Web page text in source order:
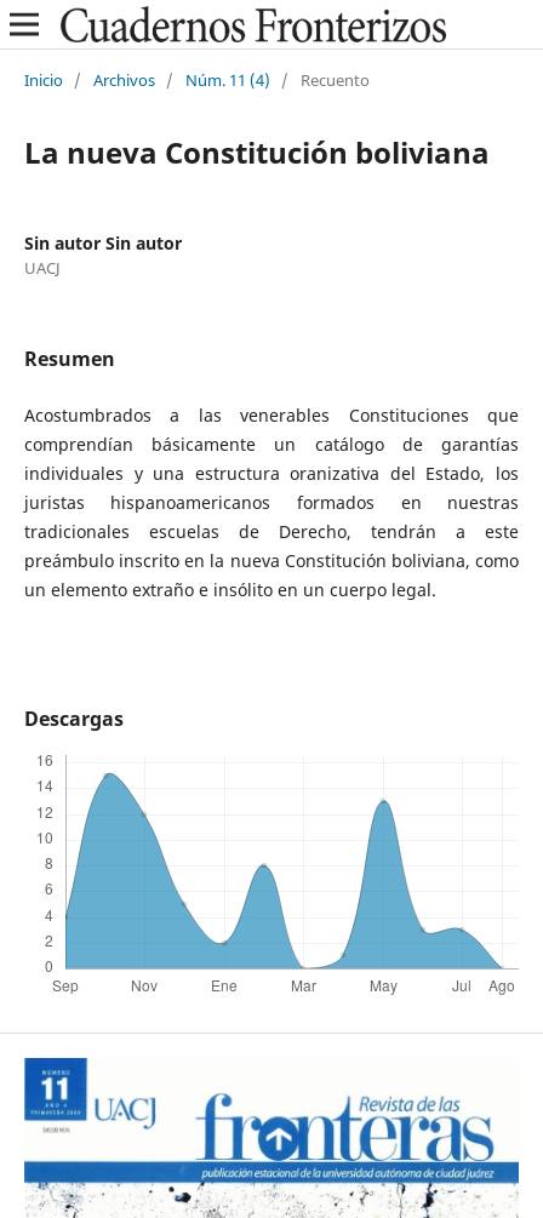
Inicio / Archivos / Núm. 11 (4) / Recuento
La nueva Constitución boliviana
Sin autor Sin autor
UACJ
Resumen
Acostumbrados a las venerables Constituciones que
comprendían básicamente un catálogo de garantías
individuales y una estructura oranizativa del Estado, los
juristas hispanoamericanos formados en nuestras
tradicionales escuelas de Derecho, tendrán a este
preámbulo inscrito en la nueva Constitución boliviana, como
un elemento extraño e insólito en un cuerpo legal.
Descargas